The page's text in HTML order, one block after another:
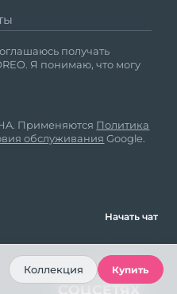
получать
Я понимаю, что могу
Применяются Политика
обслуживания Google.
МЫ В
СОЦСЕТЯХ
Начать чат
Коллекция Купить